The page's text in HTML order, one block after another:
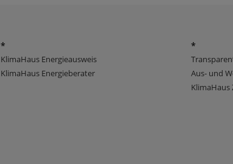
*
KlimaHaus Energieausweis
KlimaHaus Energieberater
*
Aus- und